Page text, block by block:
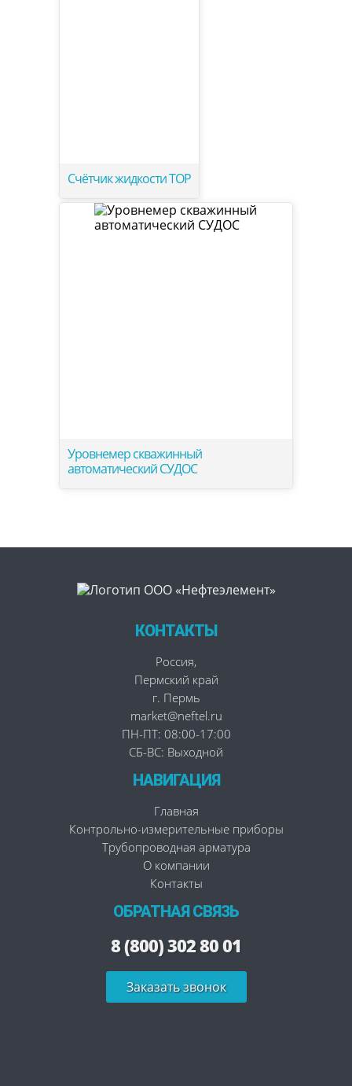
Счётчик жидкости ТОР
Уровнемер скважинный
автоматический СУДОС
КОНТАКТЫ
Россия,
Пермский край
г. Пермь
market@neftel.ru
ПН-ПТ: 08:00-17:00
СБ-ВС: Выходной
НАВИГАЦИЯ
Главная
Контрольно-измерительные приборы
Трубопроводная арматура
О компании
Контакты
ОБРАТНАЯ СВЯЗЬ
8 (800) 302 80 01
Заказать звонок